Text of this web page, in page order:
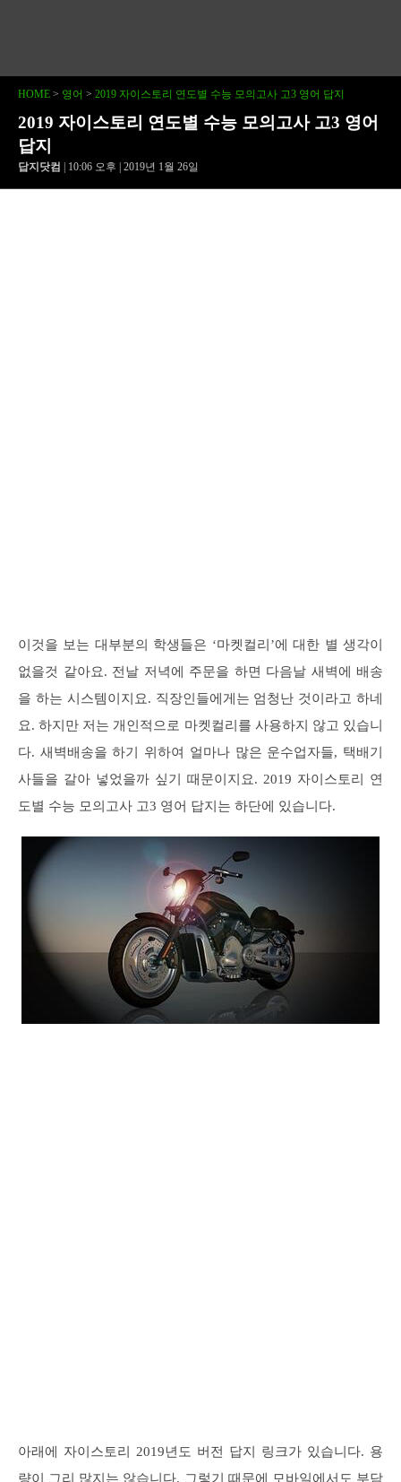
HOME > 영어 > 2019 자이스토리 연도별 수능 모의고사 고3 영어 답지
2019 자이스토리 연도별 수능 모의고사 고3 영어
답지
답지닷컴 | 10:06 오후 | 2019년 1월 26일
이것을 보는 대부분의 학생들은 ‘마켓컬리’에 대한 별 생각이
없을것 같아요. 전날 저녁에 주문을 하면 다음날 새벽에 배송
을 하는 시스템이지요. 직장인들에게는 엄청난 것이라고 하네
요. 하지만 저는 개인적으로 마켓컬리를 사용하지 않고 있습니
다. 새벽배송을 하기 위하여 얼마나 많은 운수업자들, 택배기
사들을 갈아 넣었을까 싶기 때문이지요. 2019 자이스토리 연
도별 수능 모의고사 고3 영어 답지는 하단에 있습니다.
아래에 자이스토리 2019년도 버전 답지 링크가 있습니다. 용
량이 그리 많지는 않습니다. 그렇기 때문에 모바일에서도 부담